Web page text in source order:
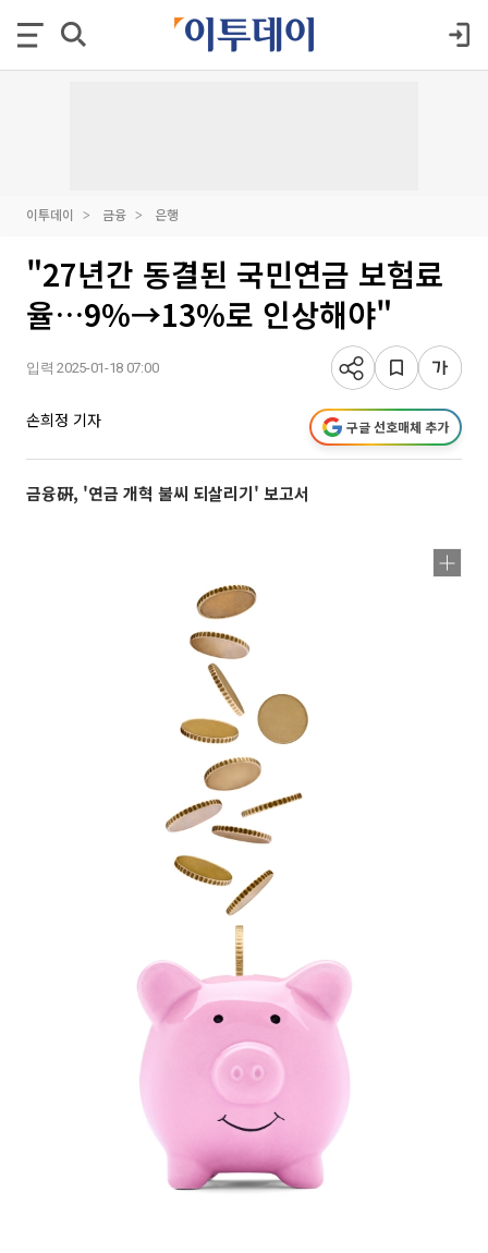
이투데이 금융 은행
"27년간 동결된 국민연금 보험료
율…9%→13%로 인상해야"
입력 2025-01-18 07:00
손희정 기자 구글 선호매체 추가
금융硏, '연금 개혁 불씨 되살리기' 보고서